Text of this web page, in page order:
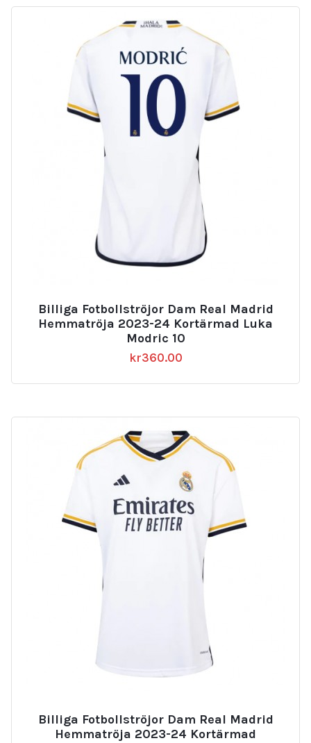
Billiga Fotbollströjor Dam Real Madrid
Hemmatröja 2023-24 Kortärmad Luka
Modric 10
kr360.00
Billiga Fotbollströjor Dam Real Madrid
Hemmatröja 2023-24 Kortärmad